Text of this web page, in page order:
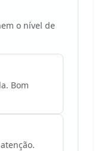
o nível de
Bom